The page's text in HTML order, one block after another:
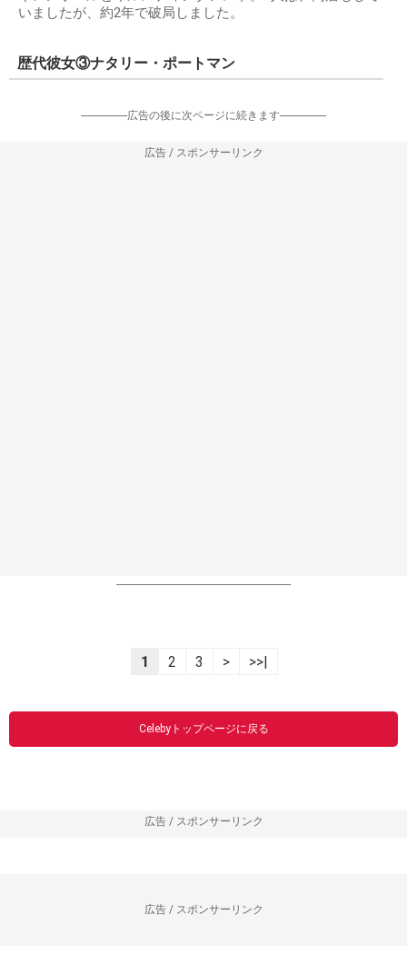
いましたが、約2年で破局しました。
歴代彼女③ナタリー・ポートマン
-----------------広告の後に次ページに続きます-----------------
広告 / スポンサーリンク
----------------------------------------------------------------
1 2 3 > >>|
Celebyトップページに戻る
広告 / スポンサーリンク
広告 / スポンサーリンク